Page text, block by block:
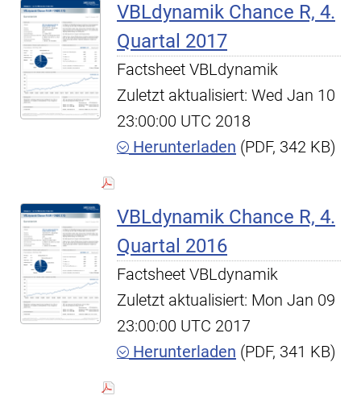
VBLdynamik Chance R, 4.
Quartal 2017
Factsheet VBLdynamik
Zuletzt aktualisiert: Wed Jan 10
23:00:00 UTC 2018
Herunterladen (PDF, 342 KB)
VBLdynamik Chance R, 4.
Quartal 2016
Factsheet VBLdynamik
Zuletzt aktualisiert: Mon Jan 09
23:00:00 UTC 2017
Herunterladen (PDF, 341 KB)